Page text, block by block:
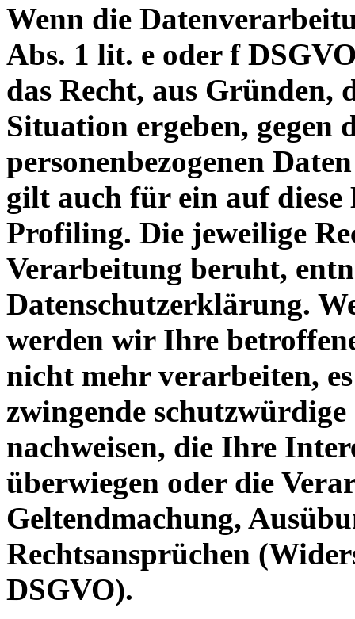
Wenn die
Abs. 1 lit. e oder f
das Recht, aus Gründen,
Situation ergeben,
personenbezogenen
gilt auch für ein auf diese
Profiling. Die jeweilige
Verarbeitung beruht,
Datenschutzerklärung.
werden wir Ihre
nicht mehr verarbeiten,
zwingende
nachweisen, die Ihre
überwiegen oder die
Geltendmachung,
Rechtsansprüchen
DSGVO).